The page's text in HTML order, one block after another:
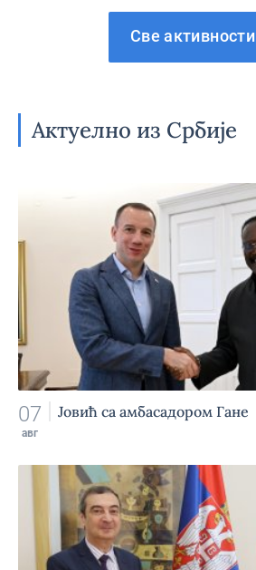
Све активности
Актуелно из Србије
07
авг
Јовић са амбасадором Гане